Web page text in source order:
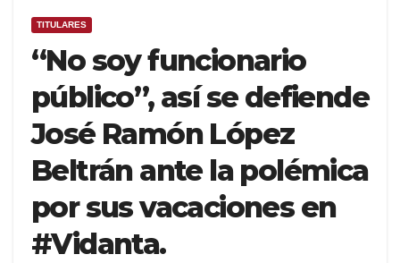
TITULARES
“No soy funcionario
público”, así se defiende
José Ramón López
Beltrán ante la polémica
por sus vacaciones en
#Vidanta.